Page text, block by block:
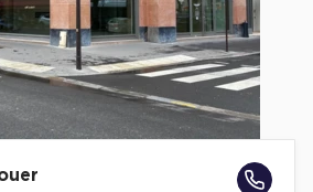
sur-Seine
Ouen